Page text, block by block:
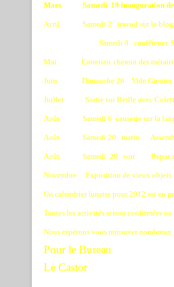
Mars Samedi 19 inauguration
Avril Samedi 2 travail sur le
Samedi 9 conférence
Mai Entretien chemin des
Juin Dimanche 26 Vide Grenier.
Juillet Sortie sur Beille avec
Août Samedi 6 causerie sur la
Août Samedi 20 matin
Août Samedi 20 soir Repas
Novembre Exposition de vieux objets
Un calendrier lunaire pour 2012 est en
Toutes les activités seront confirmées
Nous espérons vous retrouver
Pour le Bureau
Le Castor